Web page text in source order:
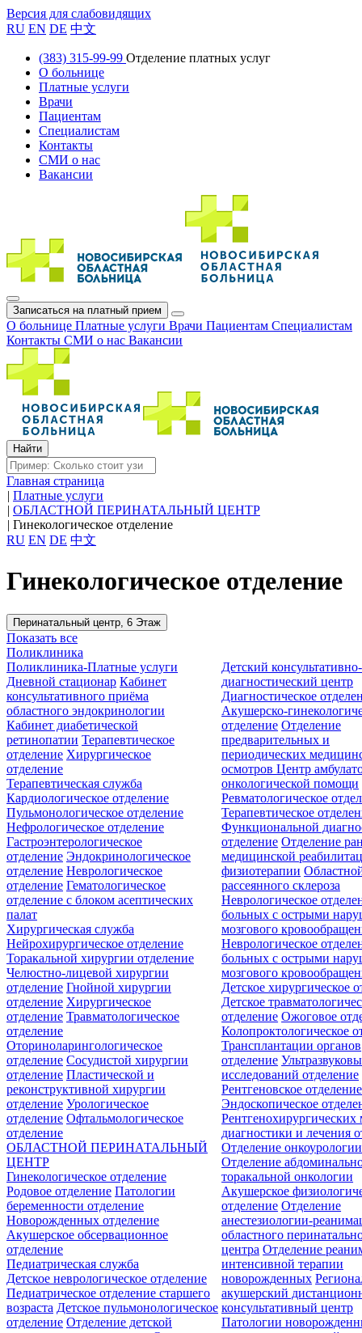
Версия для слабовидящих
RU EN DE 中文
(383) 315-99-99 Отделение платных услуг
О больнице
Платные услуги
Врачи
Пациентам
Специалистам
Контакты
СМИ о нас
Вакансии
Записаться на платный прием
О больнице Платные услуги Врачи Пациентам Специалистам
Контакты СМИ о нас Вакансии
Главная страница
| Платные услуги
| ОБЛАСТНОЙ ПЕРИНАТАЛЬНЫЙ ЦЕНТР
| Гинекологическое отделение
RU EN DE 中文
Гинекологическое отделение
Перинатальный центр, 6 Этаж
Показать все
Поликлиника
Поликлиника-Платные услуги
Дневной стационар Кабинет
консультативного приёма
областного эндокринологии
Кабинет диабетической
ретинопатии Терапевтическое
отделение Хирургическое
отделение
Детский консультативно-
диагностический центр
Диагностическое
Акушерско-
отделение Отделение
предварительных и
периодических
осмотровЦентр
онкологической помощи
Терапевтическая служба
Кардиологическое отделение
Пульмонологическое отделение
Нефрологическое отделение
Гастроэнтерологическое
отделение Эндокринологическое
отделение Неврологическое
отделение Гематологическое
отделение c блоком асептических
палат
Ревматологическое
Терапевтическое
Функциональной
отделение Отделение
медицинской
физиотерапии
рассеянного склероза
Неврологическое
больных с острыми
мозгового
Неврологическое
больных с острыми
мозгового
Хирургическая служба
Нейрохирургическое отделение
Торакальной хирургии отделение
Челюстно-лицевой хирургии
отделение Гнойной хирургии
отделение Хирургическое
отделение Травматологическое
отделение
Оториноларингологическое
отделение Сосудистой хирургии
отделение Пластической и
реконструктивной хирургии
отделение Урологическое
отделение Офтальмологическое
отделение
Детское хирургическое
Детское
отделение Ожоговое
Колопроктологическое
Трансплантации органов
отделение
исследований отделение
Рентгеновское отделение
Эндоскопическое
Рентгенохирургических
диагностики и лечения
Отделение онкоурологии
Отделение
торакальной онкологии
ОБЛАСТНОЙ ПЕРИНАТАЛЬНЫЙ
ЦЕНТР
Гинекологическое отделение
Родовое отделение Патологии
беременности отделение
Новорожденных отделение
Акушерское обсервационное
отделение
Акушерское
отделение Отделение
анестезиологии-
областного
центра Отделение
интенсивной терапии
новорожденных
акушерский
консультативный центр
Патологии
Педиатрическая служба
Детское неврологическое отделение
Педиатрическое отделение старшего
возраста Детское пульмонологическое
отделение Отделение детской